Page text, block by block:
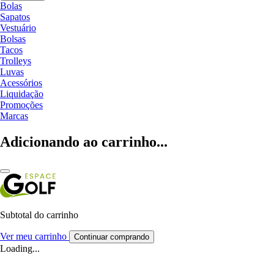
Bolas
Sapatos
Vestuário
Bolsas
Tacos
Trolleys
Luvas
Acessórios
Liquidação
Promoções
Marcas
Adicionando ao carrinho...
Subtotal do carrinho
Ver meu carrinho Continuar comprando
Loading...